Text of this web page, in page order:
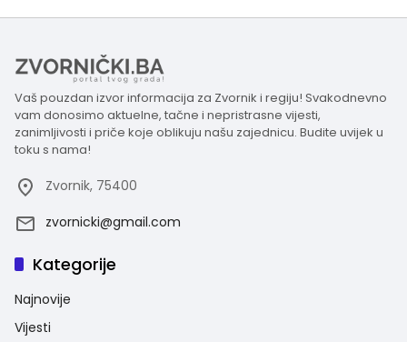
Vaš pouzdan izvor informacija za Zvornik i regiju! Svakodnevno
vam donosimo aktuelne, tačne i nepristrasne vijesti,
zanimljivosti i priče koje oblikuju našu zajednicu. Budite uvijek u
toku s nama!
Zvornik, 75400
zvornicki@gmail.com
Kategorije
Najnovije
Vijesti